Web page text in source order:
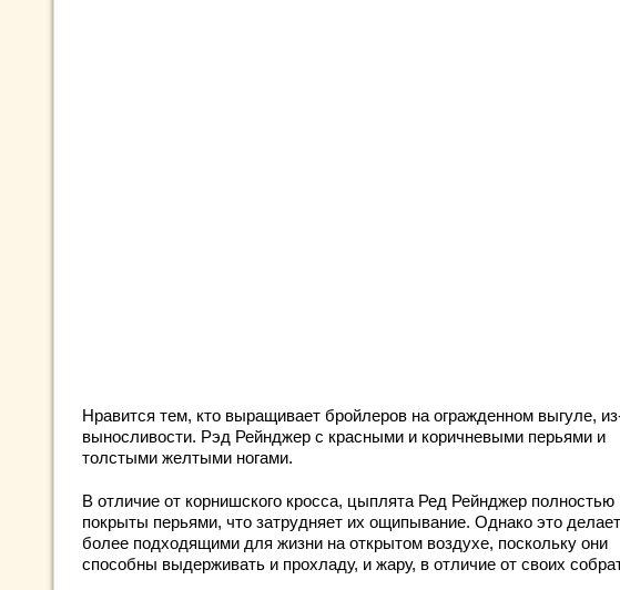
Нравится тем, кто выращивает бройлеров на огражденном выгуле,
выносливости. Рэд Рейнджер с красными и коричневыми перьями и
толстыми желтыми ногами.
В отличие от корнишского кросса, цыплята Ред Рейнджер полностью
покрыты перьями, что затрудняет их ощипывание. Однако это
более подходящими для жизни на открытом воздухе, поскольку они
способны выдерживать и прохладу, и жару, в отличие от своих